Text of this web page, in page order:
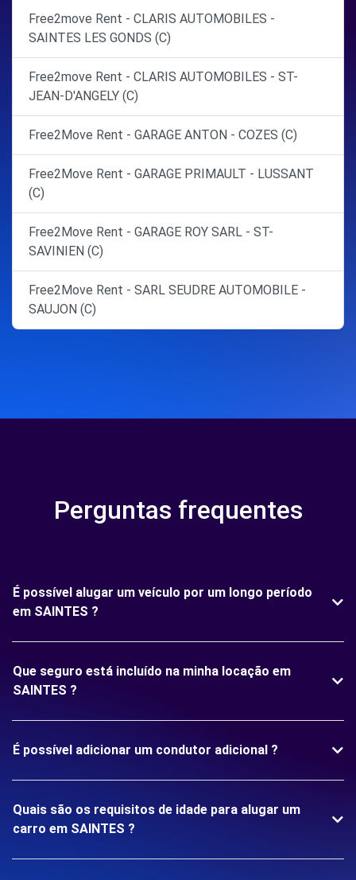
Free2move Rent - CLARIS AUTOMOBILES -
SAINTES LES GONDS (C)
Free2move Rent - CLARIS AUTOMOBILES - ST-
JEAN-D'ANGELY (C)
Free2Move Rent - GARAGE ANTON - COZES (C)
Free2Move Rent - GARAGE PRIMAULT - LUSSANT
(C)
Free2Move Rent - GARAGE ROY SARL - ST-
SAVINIEN (C)
Free2Move Rent - SARL SEUDRE AUTOMOBILE -
SAUJON (C)
Perguntas frequentes
É possível alugar um veículo por um longo período
em SAINTES ?
Que seguro está incluído na minha locação em
SAINTES ?
É possível adicionar um condutor adicional ?
Quais são os requisitos de idade para alugar um
carro em SAINTES ?